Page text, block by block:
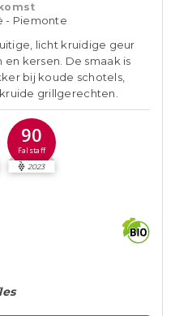
- Piemonte
licht kruidige geur
kersen. De smaak is
bij koude schotels,
grillgerechten.
90
Falstaff
2023